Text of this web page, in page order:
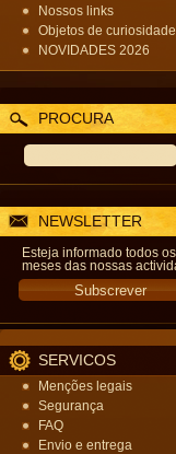
Nossos links
Objetos de curiosidade
NOVIDADES 2026
PROCURA
NEWSLETTER
Esteja informado todos os
meses das nossas
SERVICOS
Menções legais
Segurança
FAQ
Envio e entrega